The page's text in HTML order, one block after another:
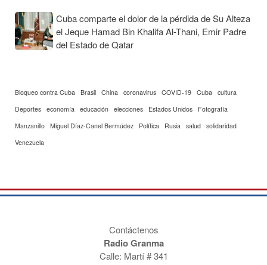
Cuba comparte el dolor de la pérdida de Su Alteza
el Jeque Hamad Bin Khalifa Al-Thani, Emir Padre
del Estado de Qatar
Bloqueo contra Cuba Brasil China coronavirus COVID-19 Cuba
cultura
Deportes economía educación elecciones Estados Unidos
Fotografía
Manzanillo Miguel Díaz-Canel Bermúdez Política Rusia salud solidaridad
Venezuela
Contáctenos
Radio Granma
Calle: Martí # 341